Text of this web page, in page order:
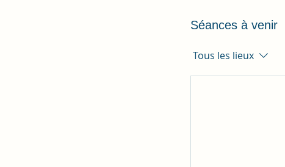
Séances à venir
Tous les lieux